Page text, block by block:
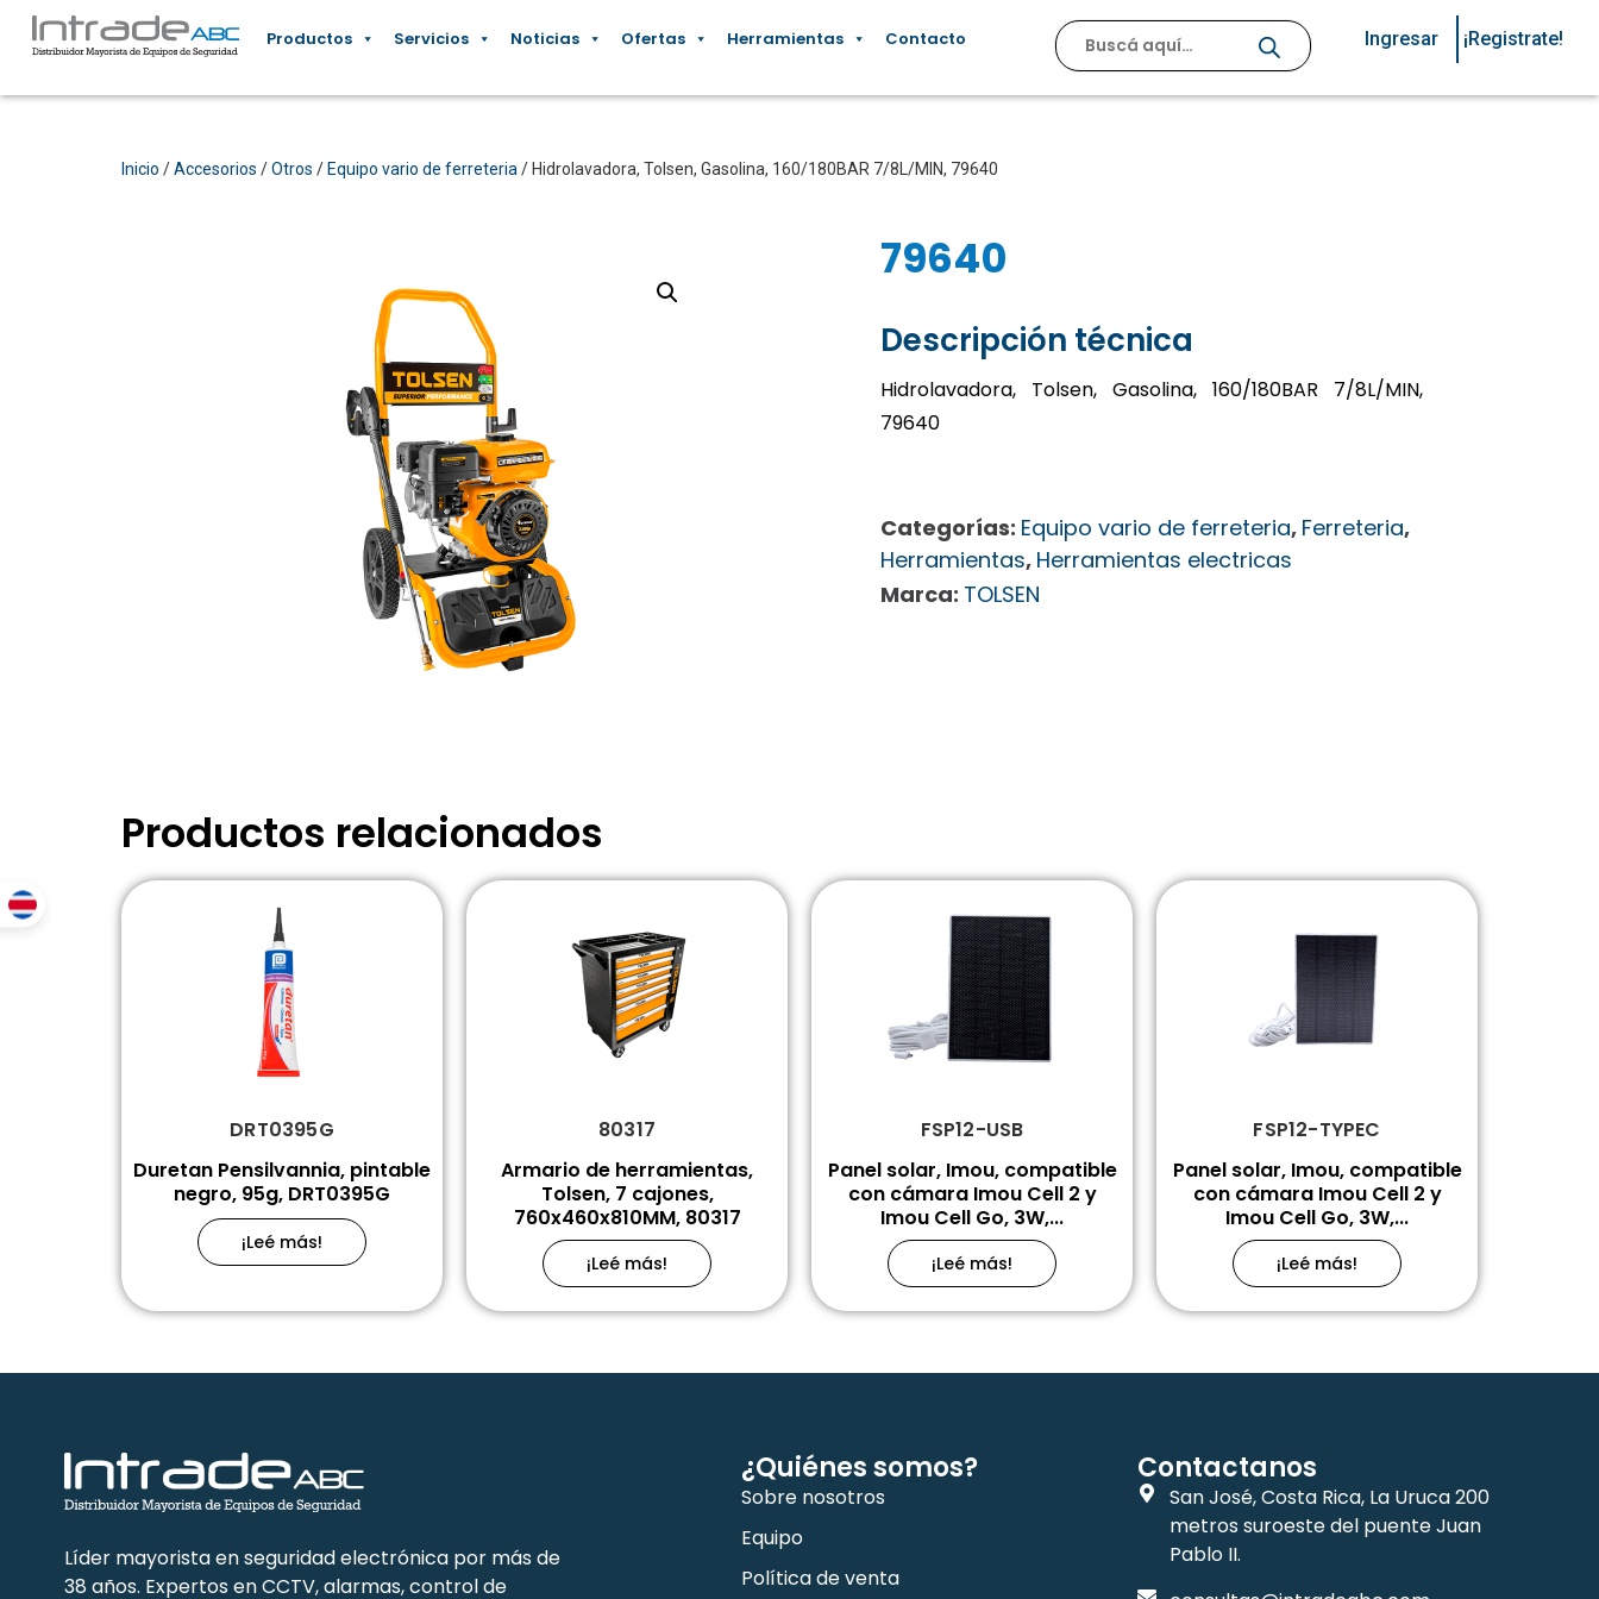
Productos Servicios Noticias Ofertas Herramientas Contacto Ingresar ¡Registrate!
Inicio /Accesorios /Otros / Equipo vario de ferreteria / Hidrolavadora, Tolsen, Gasolina, 160/180BAR 7/8L/MIN, 79640
79640
Descripción técnica
Hidrolavadora, Tolsen, Gasolina, 160/180BAR 7/8L/MIN,
79640
Categorías: Equipo vario de ferreteria, Ferreteria,
Herramientas, Herramientas electricas
Marca: TOLSEN
Productos relacionados
DRT0395G
Duretan Pensilvannia, pintable
negro, 95g, DRT0395G
¡Leé más!
80317
Armario de herramientas,
Tolsen, 7 cajones,
760x460x810MM, 80317
¡Leé más!
FSP12-USB
Panel solar, Imou, compatible
con cámara Imou Cell 2 y
Imou Cell Go, 3W,...
¡Leé más!
FSP12-TYPEC
Panel solar, Imou, compatible
con cámara Imou Cell 2 y
Imou Cell Go, 3W,...
¡Leé más!
Líder mayorista en seguridad electrónica por más de
38 años. Expertos en CCTV, alarmas, control de
¿Quiénes somos?
Sobre nosotros
Equipo
Política de venta
Contactanos
San José, Costa Rica, La Uruca 200
metros suroeste del puente Juan
Pablo II.